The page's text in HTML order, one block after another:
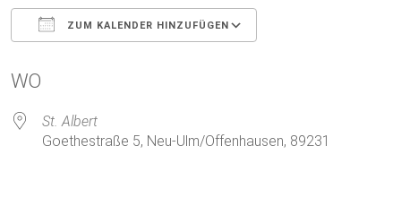
ZUM KALENDER HINZUFÜGEN
WO
St. Albert
Goethestraße 5, Neu-Ulm/Offenhausen, 89231